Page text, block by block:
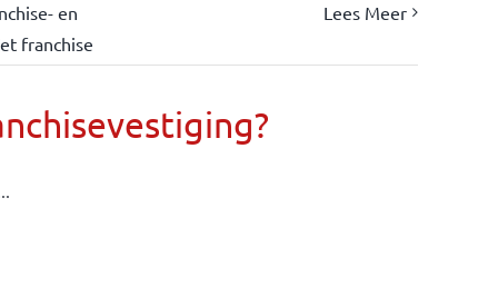
en
franchise
Lees Meer